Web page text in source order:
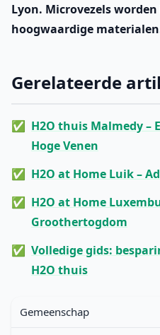
Lyon. Microvezels
hoogwaardige
Gerelateerde
H2O thuis Malmedy –
Hoge Venen
H2O at Home Luik –
H2O at Home
Groothertogdom
Volledige gids:
H2O thuis
Gemeenschap